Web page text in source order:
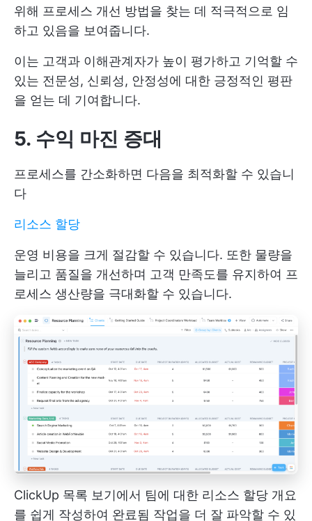
위해 프로세스 개선 방법을 찾는 데 적극적으로 임
하고 있음을 보여줍니다.
이는 고객과 이해관계자가 높이 평가하고 기억할 수
있는 전문성, 신뢰성, 안정성에 대한 긍정적인 평판
을 얻는 데 기여합니다.
5. 수익 마진 증대
프로세스를 간소화하면 다음을 최적화할 수 있습니
다
리소스 할당
운영 비용을 크게 절감할 수 있습니다. 또한 물량을
늘리고 품질을 개선하며 고객 만족도를 유지하여 프
로세스 생산량을 극대화할 수 있습니다.
ClickUp 목록 보기에서 팀에 대한 리소스 할당 개요
를 쉽게 작성하여 완료됨 작업을 더 잘 파악할 수 있